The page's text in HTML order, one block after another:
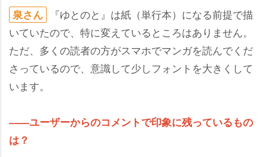
泉さん
『ゆとのと』は紙（単行本）になる前提で描
いていたので、特に変えているところはありません。
ただ、多くの読者の方がスマホでマンガを読んでくだ
さっているので、意識して少しフォントを大きくして
います。
――ユーザーからのコメントで印象に残っているもの
は？